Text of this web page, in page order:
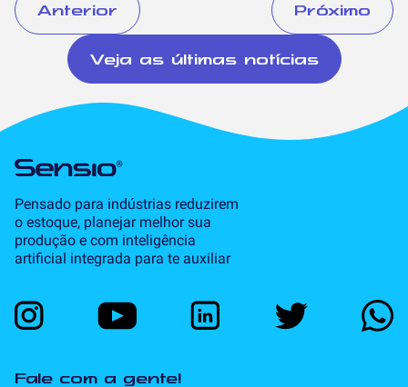
Anterior Próximo
Veja as últimas notícias
Pensado para indústrias reduzirem
o estoque, planejar melhor sua
produção e com inteligência
artificial integrada para te auxiliar
Fale com a gente!